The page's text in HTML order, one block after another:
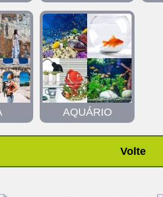
AQUÁRIO
Volte